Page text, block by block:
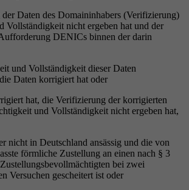
Daten des Domaininhabers (Verifizierung)
Vollständigkeit nicht ergeben hat und der
DENICs binnen der darin
und Vollständigkeit dieser Daten
Daten korrigiert hat oder
hat, die Verifizierung der korrigierten
und Vollständigkeit nicht ergeben hat,
nicht in Deutschland ansässig und die von
förmliche Zustellung an einen nach § 3
bei zwei
Versuchen gescheitert ist oder